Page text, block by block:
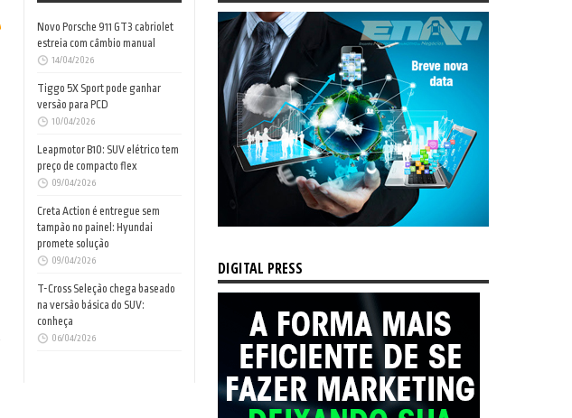
Novo Porsche 911 GT3 cabriolet
estreia com câmbio manual
14/04/2026
Tiggo 5X Sport pode ganhar
versão para PCD
10/04/2026
Leapmotor B10: SUV elétrico tem
preço de compacto flex
09/04/2026
Creta Action é entregue sem
tampão no painel: Hyundai
promete solução
09/04/2026
T-Cross Seleção chega baseado
na versão básica do SUV:
conheça
06/04/2026
DIGITAL PRESS